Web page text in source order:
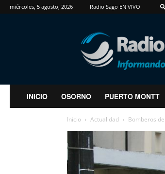
miércoles, 5 agosto, 2026 Radio Sago EN VIVO
RadioSago
INICIO OSORNO PUERTO MONTT
Inicio Actualidad Bomberos